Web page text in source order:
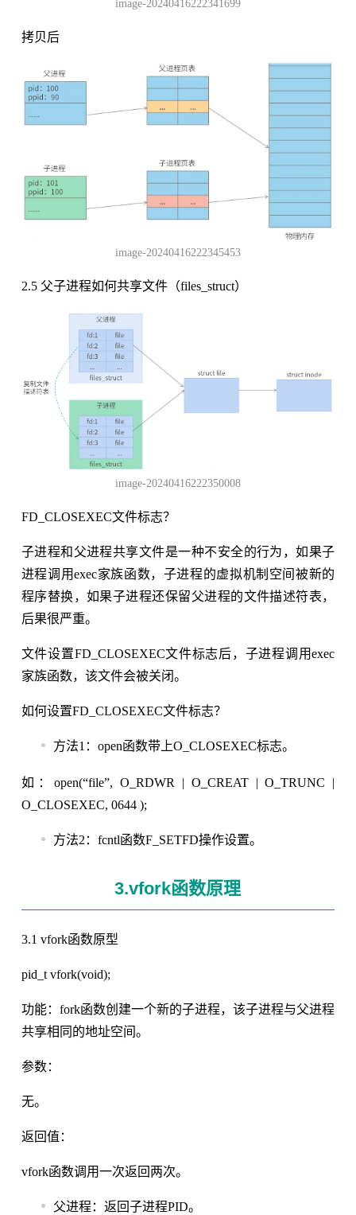
image-20240416222341699
拷贝后
image-20240416222345453
2.5 父子进程如何共享文件（files_struct）
image-20240416222350008
FD_CLOSEXEC文件标志？
子进程和父进程共享文件是一种不安全的行为，如果子
进程调用exec家族函数，子进程的虚拟机制空间被新的
程序替换，如果子进程还保留父进程的文件描述符表，
后果很严重。
文件设置FD_CLOSEXEC文件标志后，子进程调用exec
家族函数，该文件会被关闭。
如何设置FD_CLOSEXEC文件标志？
方法1：open函数带上O_CLOSEXEC标志。
如：open(“file”, O_RDWR | O_CREAT | O_TRUNC |
O_CLOSEXEC, 0644 );
方法2：fcntl函数F_SETFD操作设置。
3.vfork函数原理
3.1 vfork函数原型
pid_t vfork(void);
功能：fork函数创建一个新的子进程，该子进程与父进程
共享相同的地址空间。
参数：
无。
返回值：
vfork函数调用一次返回两次。
父进程：返回子进程PID。